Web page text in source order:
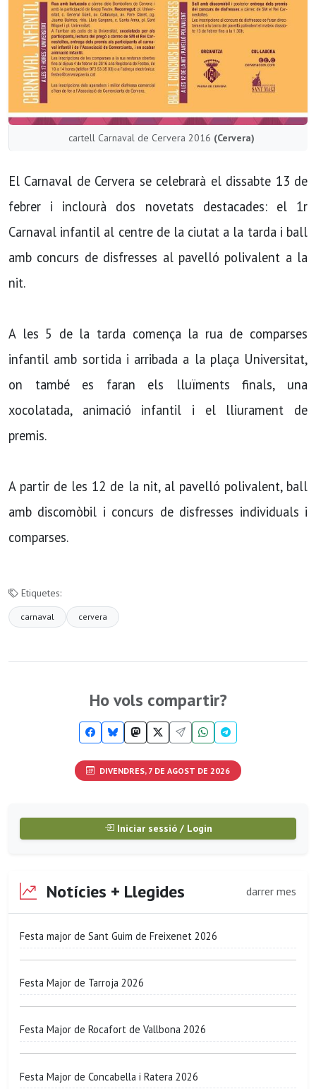
cartell Carnaval de Cervera 2016 (Cervera)
El Carnaval de Cervera se celebrarà el dissabte 13 de
febrer i inclourà dos novetats destacades: el 1r
Carnaval infantil al centre de la ciutat a la tarda i ball
amb concurs de disfresses al pavelló polivalent a la
nit.
A les 5 de la tarda comença la rua de comparses
infantil amb sortida i arribada a la plaça Universitat,
on també es faran els lluïments finals, una
xocolatada, animació infantil i el lliurament de
premis.
A partir de les 12 de la nit, al pavelló polivalent, ball
amb discomòbil i concurs de disfresses individuals i
comparses.
Etiquetes:
carnaval cervera
Ho vols compartir?
DIVENDRES, 7 DE AGOST DE 2026
Iniciar sessió / Login
Notícies + Llegides darrer mes
Festa major de Sant Guim de Freixenet 2026
Festa Major de Tarroja 2026
Festa Major de Rocafort de Vallbona 2026
Festa Major de Concabella i Ratera 2026